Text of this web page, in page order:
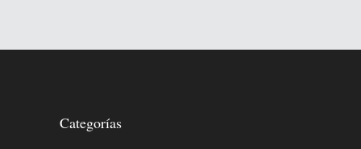
Categorías